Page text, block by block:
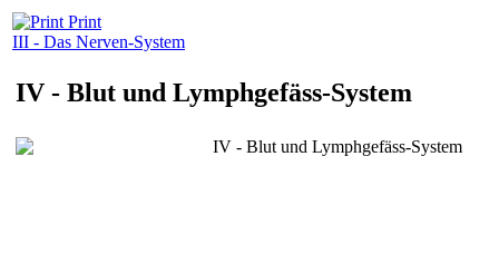
Print
III - Das Nerven-System
IV - Blut und Lymphgefäss-System
IV - Blut und Lymphgefäss-System